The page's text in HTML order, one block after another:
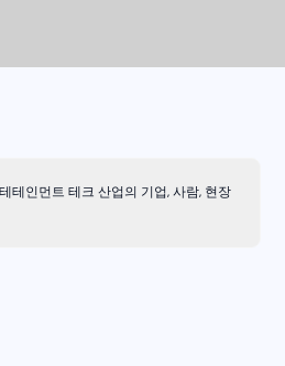
테인먼트 테크 산업의 기업, 사람, 현장